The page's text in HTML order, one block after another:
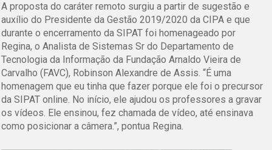
A proposta do caráter remoto surgiu a partir de sugestão e
auxílio do Presidente da Gestão 2019/2020 da CIPA e que
durante o encerramento da SIPAT foi homenageado por
Regina, o Analista de Sistemas Sr do Departamento de
Tecnologia da Informação da Fundação Arnaldo Vieira de
Carvalho (FAVC), Robinson Alexandre de Assis. “É uma
homenagem que eu tinha que fazer porque ele foi o precursor
da SIPAT online. No início, ele ajudou os professores a gravar
os vídeos. Ele ensinou, fez chamada de vídeo, até ensinava
como posicionar a câmera.”, pontua Regina.